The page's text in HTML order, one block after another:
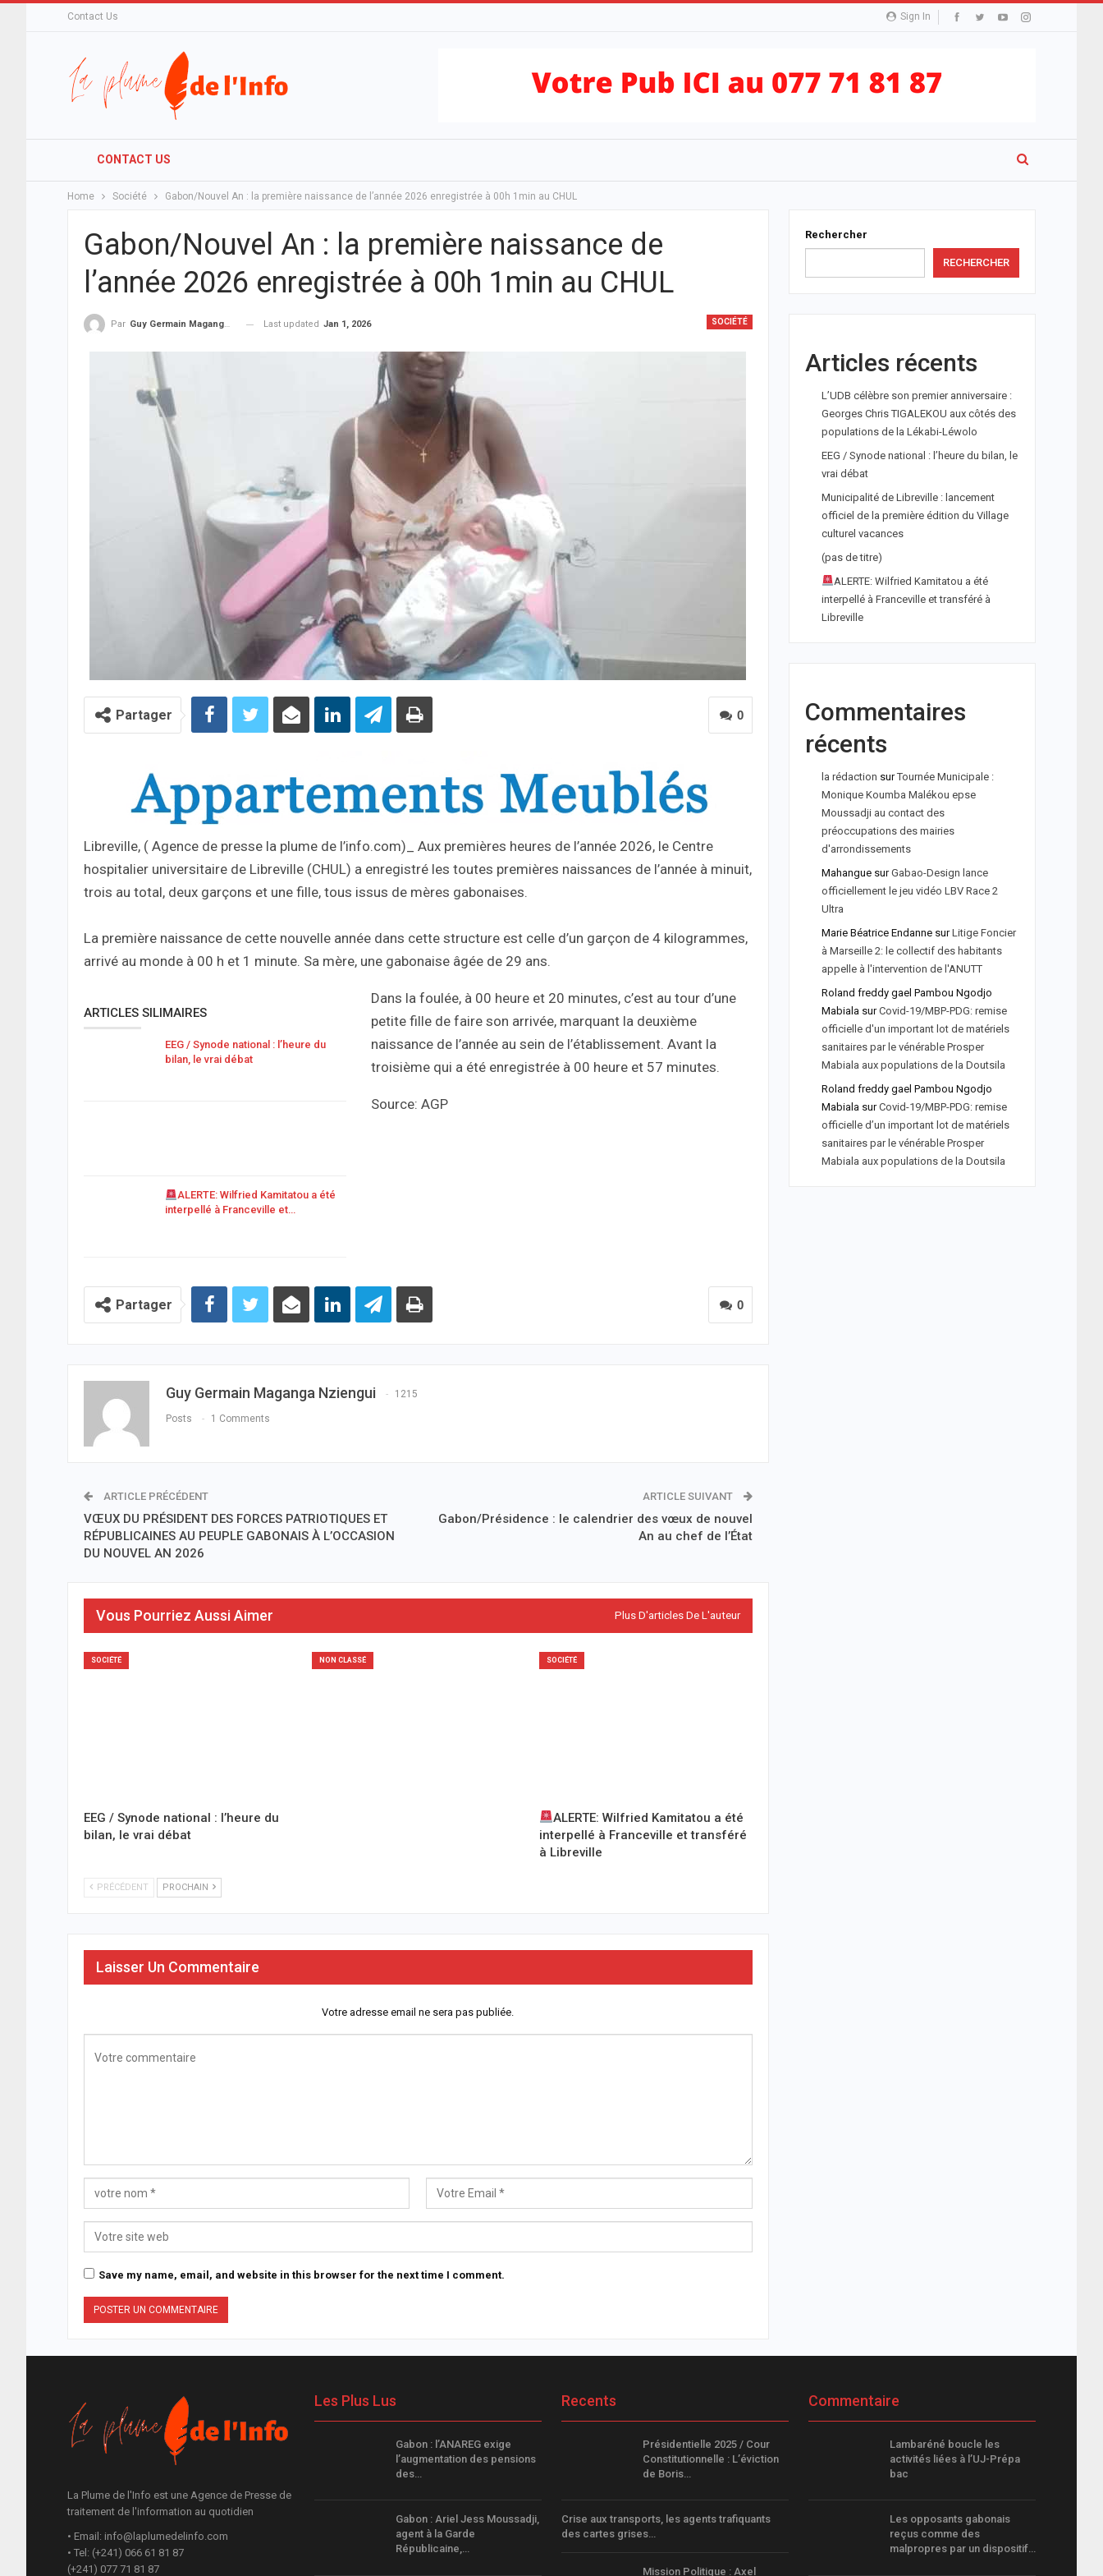
Sign In
Contact Us
CONTACT US
Home Société Gabon/Nouvel An : la première naissance de l’année 2026 enregistrée à 00h 1min au CHUL
Gabon/Nouvel An : la première naissance de
l’année 2026 enregistrée à 00h 1min au CHUL
SOCIÉTÉ
Par Guy Germain Maganga Nziengui Last updated Jan 1, 2026
0
Partager
Libreville, ( Agence de presse la plume de l’info.com)_ Aux premières heures de l’année 2026, le Centre
hospitalier universitaire de Libreville (CHUL) a enregistré les toutes premières naissances de l’année à minuit,
trois au total, deux garçons et une fille, tous issus de mères gabonaises.
‎La première naissance de cette nouvelle année dans cette structure est celle d’un garçon de 4 kilogrammes,
arrivé au monde à 00 h et 1 minute. Sa mère, une gabonaise âgée de 29 ans.
ARTICLES SILIMAIRES
EEG / Synode national : l’heure du
bilan, le vrai débat
ALERTE: Wilfried Kamitatou a été
interpellé à Franceville et…
Dans la foulée, à 00 heure et 20 minutes, c’est au tour d’une
petite fille de faire son arrivée, marquant la deuxième
naissance de l’année au sein de l’établissement. Avant ‎la
troisième qui a été enregistrée à 00 heure et 57 minutes.
‎Source: AGP
0
Partager
Guy Germain Maganga Nziengui 1215
Posts 1 Comments
ARTICLE PRÉCÉDENT
VŒUX DU PRÉSIDENT DES FORCES PATRIOTIQUES ET
RÉPUBLICAINES AU PEUPLE GABONAIS À L’OCCASION
DU NOUVEL AN 2026
ARTICLE SUIVANT
Gabon/Présidence : le calendrier des vœux de nouvel
An au chef de l’État
Vous Pourriez Aussi Aimer Plus D'articles De L'auteur
SOCIÉTÉ
EEG / Synode national : l’heure du
bilan, le vrai débat
NON CLASSÉ SOCIÉTÉ
ALERTE: Wilfried Kamitatou a été
interpellé à Franceville et transféré
à Libreville
PRÉCÉDENT PROCHAIN
Laisser Un Commentaire
Votre adresse email ne sera pas publiée.
Save my name, email, and website in this browser for the next time I comment.
Rechercher
RECHERCHER
Articles récents
L’UDB célèbre son premier anniversaire :
Georges Chris TIGALEKOU aux côtés des
populations de la Lékabi-Léwolo
EEG / Synode national : l’heure du bilan, le
vrai débat
Municipalité de Libreville : lancement
officiel de la première édition du Village
culturel vacances
(pas de titre)
ALERTE: Wilfried Kamitatou a été
interpellé à Franceville et transféré à
Libreville
Commentaires
récents
la rédaction surTournée Municipale :
Monique Koumba Malékou epse
Moussadji au contact des
préoccupations des mairies
d'arrondissements
MahanguesurGabao-Design lance
officiellement le jeu vidéo LBV Race 2
Ultra
Marie Béatrice EndannesurLitige Foncier
à Marseille 2: le collectif des habitants
appelle à l'intervention de l'ANUTT
Roland freddy gael Pambou Ngodjo
MabialasurCovid-19/MBP-PDG: remise
officielle d'un important lot de matériels
sanitaires par le vénérable Prosper
Mabiala aux populations de la Doutsila
Roland freddy gael Pambou Ngodjo
MabialasurCovid-19/MBP-PDG: remise
officielle d’un important lot de matériels
sanitaires par le vénérable Prosper
Mabiala aux populations de la Doutsila
La Plume de l'Info est une Agence de Presse de
traitement de l'information au quotidien
• Email: info@laplumedelinfo.com
• Tel: (+241) 066 61 81 87
(+241) 077 71 81 87
Les Plus Lus
Gabon : l’ANAREG exige
l’augmentation des pensions
des…
Gabon : Ariel Jess Moussadji,
agent à la Garde
Républicaine,…
Recents
Présidentielle 2025 / Cour
Constitutionnelle : L’éviction
de Boris…
Crise aux transports, les agents trafiquants
des cartes grises…
Mission Politique : Axel
Commentaire
Lambaréné boucle les
activités liées à l’UJ-Prépa
bac
Les opposants gabonais
reçus comme des
malpropres par un dispositif…